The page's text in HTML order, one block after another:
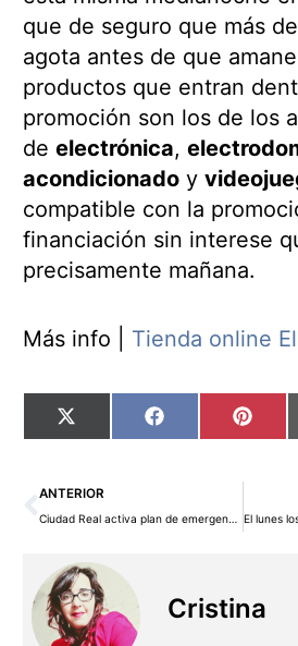
que de seguro que más
agota antes de que
productos que entran
promoción son los de los
de electrónica,
acondicionadoy
compatible con la
financiación sin interese
precisamente mañana.
Más info | Tienda online
Compartir
en
X
(Twitter)
Compartir
en
Facebook
en
Ant
ANTERIOR
Ciudad Real activa plan de emergencias para combatir el hambre
Cristina